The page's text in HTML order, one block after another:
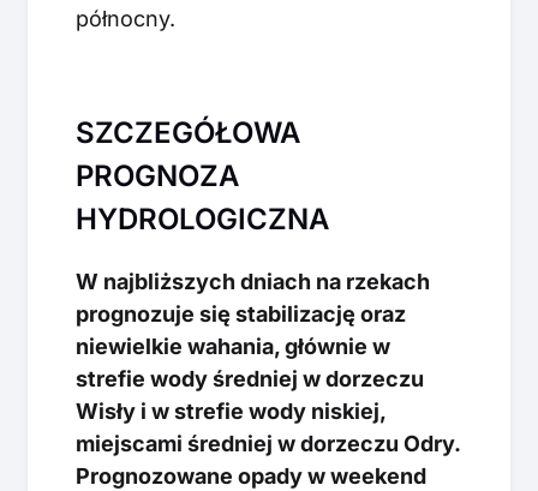
północny.
SZCZEGÓŁOWA
PROGNOZA
HYDROLOGICZNA
W najbliższych dniach na rzekach
prognozuje się stabilizację oraz
niewielkie wahania, głównie w
strefie wody średniej w dorzeczu
Wisły i w strefie wody niskiej,
miejscami średniej w dorzeczu Odry.
Prognozowane opady w weekend